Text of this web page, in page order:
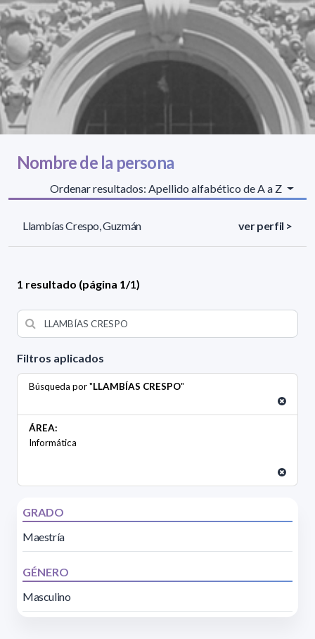
Filtros aplicados
Búsqueda por "LLAMBÍAS CRESPO"
ÁREA:
Informática
GRADO
Maestría
GÉNERO
Masculino
Nombre de la persona
Ordenar resultados: Apellido alfabético de A a Z
Llambías Crespo, Guzmán ver perfil >
1 resultado (página 1/1)